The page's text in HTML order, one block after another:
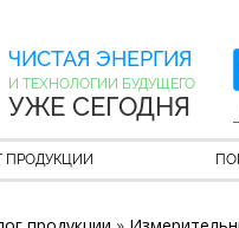
ЧИСТАЯ ЭНЕРГИЯ
И ТЕХНОЛОГИИ БУДУЩЕГО
УЖЕ СЕГОДНЯ
ПРОДУКЦИИ